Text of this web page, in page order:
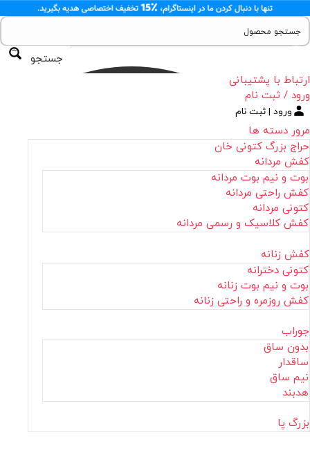
جستجو
ارتباط با پشتیبانی
ورود / ثبت نام
ورود | ثبت نام
مرور دسته ها
حراج بزرگ کتونی خان
کفش مردانه
بوت و نیم بوت مردانه
کفش راحتی مردانه
کتونی مردانه
کفش کلاسیک و رسمی مردانه
کفش زنانه
کتونی دخترانه
بوت و نیم بوت زنانه
کفش روزمره و راحتی زنانه
جوراب
بدون ساق
ساقدار
نیم ساق
هدبند
بزرگ پا